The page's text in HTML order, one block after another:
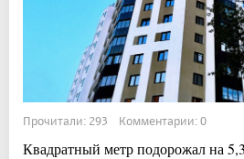
Прочитали: 293 Комментарии: 0
Квадратный метр подорожал на